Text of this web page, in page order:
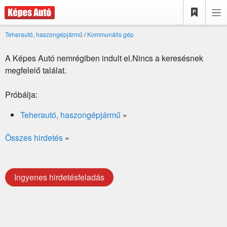
Teherautó, haszongépjármű /Kommunális gép
A Képes Autó nemrégiben indult el.Nincs a keresésnek
megfelelő találat.
Próbálja:
Teherautó, haszongépjármű »
Összes hirdetés »
Ingyenes hirdetésfeladás